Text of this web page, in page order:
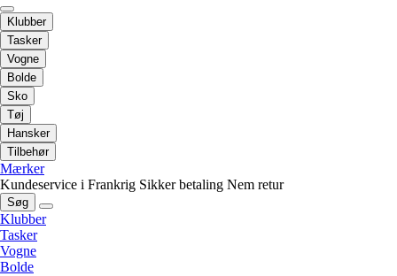
Klubber
Tasker
Vogne
Bolde
Sko
Tøj
Hansker
Tilbehør
Mærker
Kundeservice i Frankrig Sikker betaling Nem retur
Søg
Klubber
Tasker
Vogne
Bolde